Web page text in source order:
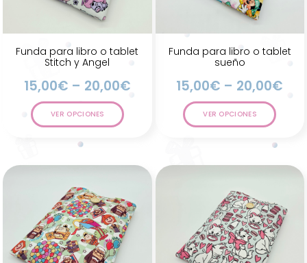
Funda para libro o tablet
Stitch y Angel
15,00€ – 20,00€
VER OPCIONES
Funda para libro o tablet
sueño
15,00€ – 20,00€
VER OPCIONES